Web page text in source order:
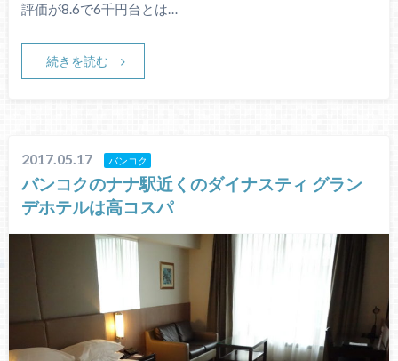
評価が8.6で6千円台とは…
続きを読む
2017.05.17 バンコク
バンコクのナナ駅近くのダイナスティ グラン
デホテルは高コスパ